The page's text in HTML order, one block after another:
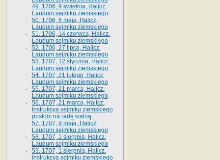
49. 1706, 9 kwietnia, Halicz.
Laudum sejmiku ziemskiego
50. 1706, 6 maja, Halicz.
Laudum sejmiku ziemskiego
51. 1706, 14 czerwca, Halicz.
Laudum sejmiku ziemskiego
52. 1706, 27 lipca, Halicz.
Laudum sejmiku ziemskiego
53. 1707, 12 stycznia, Halicz.
Laudum sejmiku ziemskiego
54. 1707, 21 lutego, Halicz.
Laudum sejmiku ziemskiego
55. 1707, 21 marca, Halicz.
Laudum sejmiku ziemskiego
56. 1707, 21 marca, Halicz.
Instrukcya sejmiku ziemskiego
posłom na radę walną
57. 1707, 9 maja, Halicz.
Laudum sejmiku ziemskiego
58. 1707, 1 sierpnia, Halicz.
Laudum sejmiku ziemskiego
59. 1707, 1 sierpnia, Halicz.
Instrukcya sejmiku ziemskiego